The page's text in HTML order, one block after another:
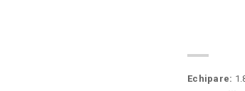
Echipare: